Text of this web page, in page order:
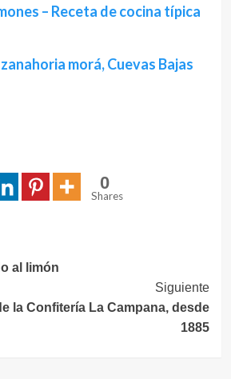
– Receta de cocina típica
morá, Cuevas Bajas
0
Shares
al limón
Siguiente
la Confitería La Campana, desde
1885